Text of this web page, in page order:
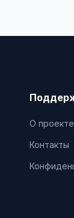
О проекте
Контакты